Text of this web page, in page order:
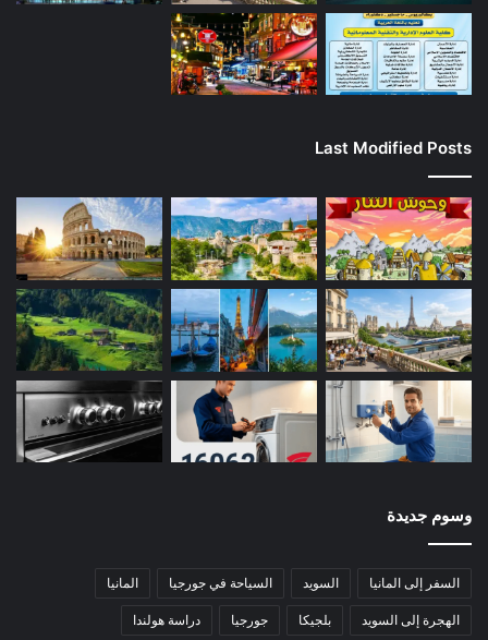
Last Modified Posts
وسوم جديدة
السفر إلى المانيا السويد السياحة في جورجيا المانيا
الهجرة إلى السويد بلجيكا جورجيا دراسة هولندا